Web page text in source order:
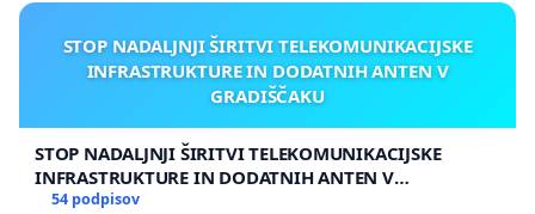
STOP NADALJNJI ŠIRITVI TELEKOMUNIKACIJSKE
INFRASTRUKTURE IN DODATNIH ANTEN V
GRADIŠČAKU
STOP NADALJNJI ŠIRITVI TELEKOMUNIKACIJSKE
INFRASTRUKTURE IN DODATNIH ANTEN V
GRADIŠČAKU
54 podpisov